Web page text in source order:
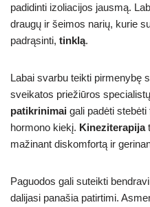
padidinti izoliacijos jausmą.
draugų ir šeimos narių, kurie
padrąsinti, tinklą.
Labai svarbu teikti pirmenybę
sveikatos priežiūros
patikrinimai gali padėti
hormono kiekį. Kineziterapija
mažinant diskomfortą ir
Paguodos gali suteikti
dalijasi panašia patirtimi.